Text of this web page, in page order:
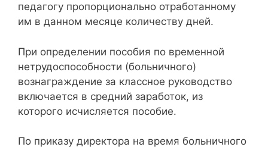
педагогу пропорционально отработанному
им в данном месяце количеству дней.
При определении пособия по временной
нетрудоспособности (больничного)
вознаграждение за классное руководство
включается в средний заработок, из
которого исчисляется пособие.
По приказу директора на время больничного